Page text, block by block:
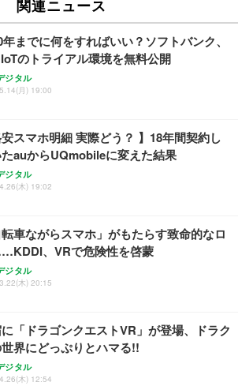
関連ニュース
までに何をすればいい？ソフトバンク、
のトライアル環境を無料公開
ジタル
月) 19:00
安スマホ明細 実際どう？ 】18年間契約し
auからUQmobileに変えた結果
ジタル
木) 19:02
転車ながらスマホ」がもたらす致命的なロ
、VRで危険性を啓蒙
ジタル
木) 20:15
「ドラゴンクエストVR」が登場、ドラク
界にどっぷりとハマる!!
ジタル
木) 12:54